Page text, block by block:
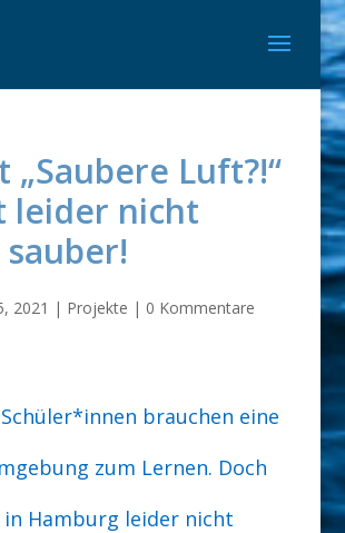
„Saubere Luft?!“
leider nicht
2021 | Projekte | 0 Kommentare
brauchen eine
zum Lernen. Doch
Hamburg leider nicht